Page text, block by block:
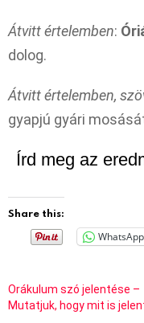
Átvitt értelemben:
dolog.
Átvitt értelemben,
gyapjú gyári
Írd meg az
Share this:
WhatsApp
Orákulum szó jelentése –
Mutatjuk, hogy mit is